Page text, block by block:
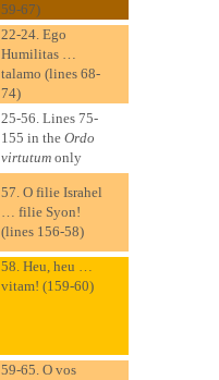
59-67)
22-24. Ego
Humilitas …
talamo (lines 68-
74)
25-56. Lines 75-
155 in the Ordo
virtutum only
57. O filie Israhel
… filie Syon!
(lines 156-58)
58. Heu, heu …
vitam! (159-60)
59-65. O vos